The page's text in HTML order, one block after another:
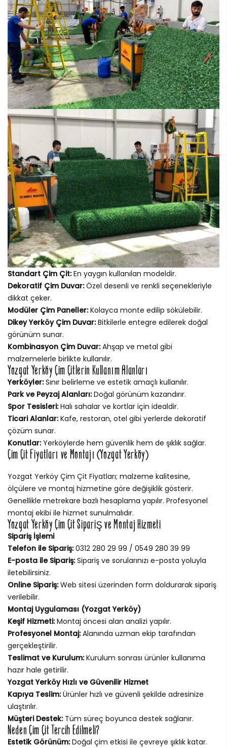
Standart Çim Çit:En yaygın kullanılan modeldir.
Dekoratif Çim Duvar:Özel desenli ve renkli seçenekleriyle
dikkat çeker.
Modüler Çim Paneller:Kolayca monte edilip sökülebilir.
Dikey Yerköy Çim Duvar:Bitkilerle entegre edilerek doğal
görünüm sunar.
Kombinasyon Çim Duvar:Ahşap ve metal gibi
malzemelerle birlikte kullanılır.
Yozgat Yerköy Çim Çitlerin Kullanım Alanları
Yerköyler:Sınır belirleme ve estetik amaçlı kullanılır.
Park ve Peyzaj Alanları:Doğal görünüm kazandırır.
Spor Tesisleri:Halı sahalar ve kortlar için idealdir.
Ticari Alanlar:Kafe, restoran, otel gibi yerlerde dekoratif
çözüm sunar.
Konutlar:Yerköylerde hem güvenlik hem de şıklık sağlar.
Çim Çit Fiyatları ve Montajı (Yozgat Yerköy)
Yozgat Yerköy Çim Çit Fiyatları; malzeme kalitesine,
ölçülere ve montaj hizmetine göre değişiklik gösterir.
Genellikle metrekare bazlı hesaplama yapılır. Profesyonel
montaj ekibi ile hizmet sunulmalıdır.
Yozgat Yerköy Çim Çit Sipariş ve Montaj Hizmeti
Sipariş İşlemi
Telefon ile Sipariş:0312 280 29 99 / 0549 280 39 99
E-posta ile Sipariş:Sipariş ve sorularınızı e-posta yoluyla
iletebilirsiniz.
Online Sipariş:Web sitesi üzerinden form doldurarak sipariş
verilebilir.
Montaj Uygulaması (Yozgat Yerköy)
Keşif Hizmeti:Montaj öncesi alan analizi yapılır.
Profesyonel Montaj:Alanında uzman ekip tarafından
gerçekleştirilir.
Teslimat ve Kurulum:Kurulum sonrası ürünler kullanıma
hazır hale getirilir.
Yozgat Yerköy Hızlı ve Güvenilir Hizmet
Kapıya Teslim:Ürünler hızlı ve güvenli şekilde adresinize
ulaştırılır.
Müşteri Destek:Tüm süreç boyunca destek sağlanır.
Neden Çim Çit Tercih Edilmeli?
Estetik Görünüm:Doğal çim etkisi ile çevreye şıklık katar.